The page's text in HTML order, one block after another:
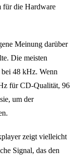
für die Hardware
Meinung darüber
Die meisten
48 kHz. Wenn
für CD-Qualität, 96
um der
zeigt vielleicht
Signal, das den